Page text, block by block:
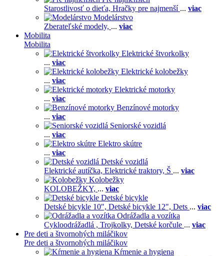
Starostlivosť o dieťa, Hračky pre najmenší ... viac
Modelárstvo
Zberateľské modely, ... viac
Mobilita
Mobilita
Elektrické štvorkolky
... viac
Elektrické kolobežky
... viac
Elektrické motorky
... viac
Benzínové motorky
... viac
Seniorské vozidlá
... viac
Elektro skútre
... viac
Detské vozidlá
Elektrické autíčka, Elektrické traktory, Š ... viac
Kolobežky
KOLOBEŽKY, ... viac
Detské bicykle
Detské bicykle 10", Detské bicykle 12", Dets ... viac
Odrážadla a vozítka
Cykloodrážadlá , Trojkolky, Detské korčule ... viac
Pre deti a štvornohých miláčikov
Pre deti a štvornohých miláčikov
Kŕmenie a hygiena